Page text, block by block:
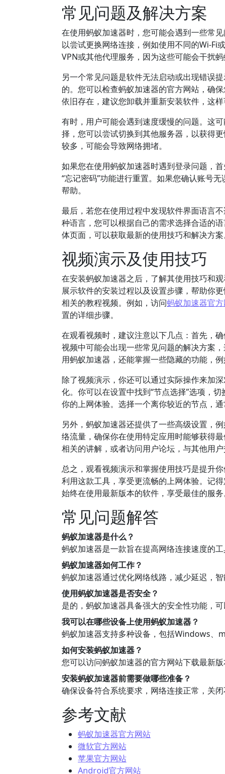
常见问题及解决方案
在使用蚂蚁加速器时，您可能会遇到一些常
以尝试更换网络连接，例如使用不同的Wi-Fi
VPN或其他代理服务，因为这些可能会干扰蚂
另一个常见问题是软件无法启动或出现错误
的。您可以检查蚂蚁加速器的官方网站，确
依旧存在，建议您卸载并重新安装软件，这样
有时，用户可能会遇到速度缓慢的问题。这
择，您可以尝试切换到其他服务器，以获得
较多，可能会导致网络拥堵。
如果您在使用蚂蚁加速器时遇到登录问题，
“忘记密码”功能进行重置。如果您确认账号
帮助。
最后，若您在使用过程中发现软件界面语言
种语言，您可以根据自己的需求选择合适的
体页面，可以获取最新的使用技巧和解决方案
视频演示及使用技巧
在安装蚂蚁加速器之后，了解其使用技巧和
展示软件的安装过程以及设置步骤，帮助你
相关的教程视频。例如，访问蚂蚁加速器官
置的详细步骤。
在观看视频时，建议注意以下几点：首先，
视频中可能会出现一些常见问题的解决方案
用蚂蚁加速器，还能掌握一些隐藏的功能，
除了视频演示，你还可以通过实际操作来加
化。你可以在设置中找到“节点选择”选项，
你的上网体验。选择一个离你较近的节点，通
另外，蚂蚁加速器还提供了一些高级设置，
络流量，确保你在使用特定应用时能够获得
相关的讲解，或者访问用户论坛，与其他用户
总之，观看视频演示和掌握使用技巧是提升
利用这款工具，享受更流畅的上网体验。记
始终在使用最新版本的软件，享受最佳的服务
常见问题解答
蚂蚁加速器是什么？
蚂蚁加速器是一款旨在提高网络连接速度的
蚂蚁加速器如何工作？
蚂蚁加速器通过优化网络线路，减少延迟，
使用蚂蚁加速器是否安全？
是的，蚂蚁加速器具备强大的安全性功能，
我可以在哪些设备上使用蚂蚁加速器？
蚂蚁加速器支持多种设备，包括Windows、
如何安装蚂蚁加速器？
您可以访问蚂蚁加速器的官方网站下载最新
安装蚂蚁加速器前需要做哪些准备？
确保设备符合系统要求，网络连接正常，关
参考文献
蚂蚁加速器官方网站
微软官方网站
苹果官方网站
Android官方网站